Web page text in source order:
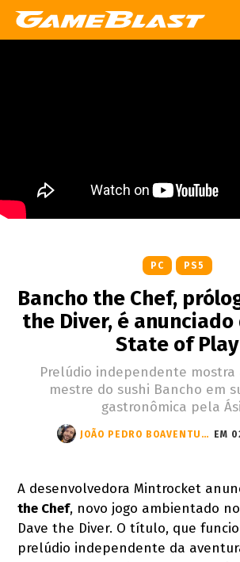
PC PS5
Bancho the Chef,
the Diver, é
State of Play
Prelúdio independente mostra
mestre do sushi Bancho em
gastronômica pela
JOÃO PEDRO BOAVENTURA EM
A desenvolvedora Mintrocket
the Chef, novo jogo ambientado
Dave the Diver. O título, que
prelúdio independente da